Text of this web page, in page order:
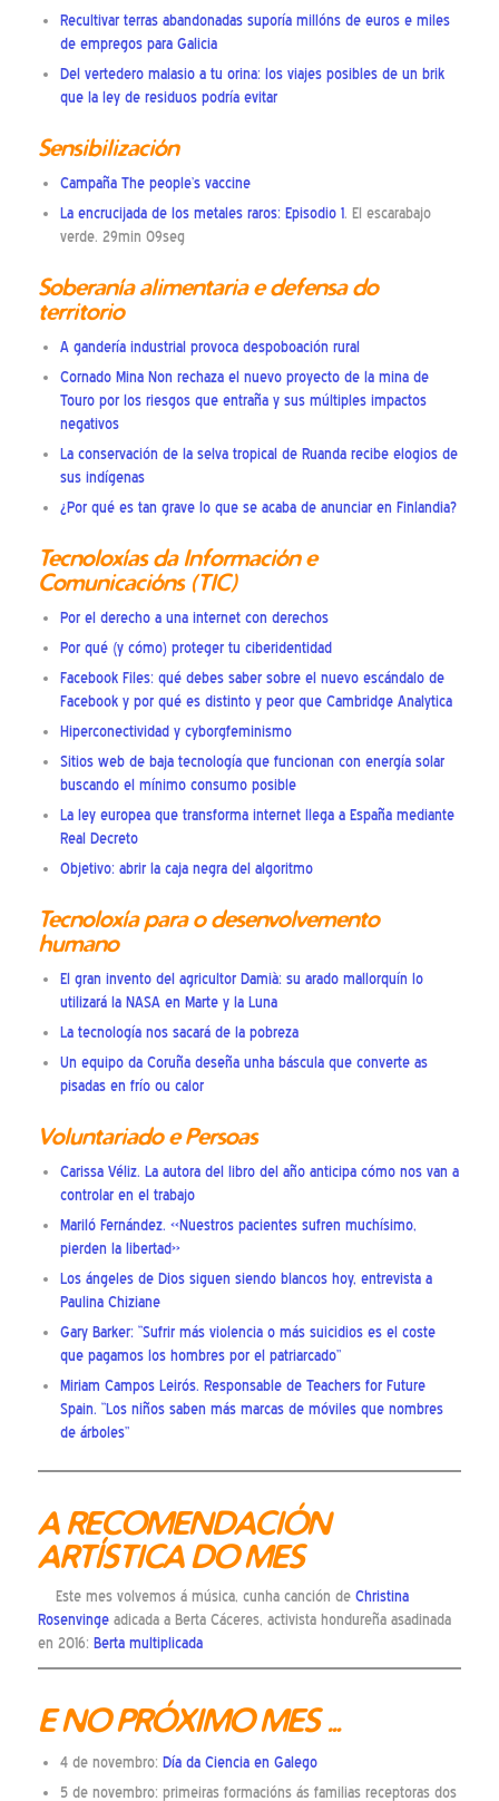
Recultivar terras abandonadas suporía millóns de euros e miles
de empregos para Galicia
Del vertedero malasio a tu orina: los viajes posibles de un brik
que la ley de residuos podría evitar
Sensibilización
Campaña The people’s vaccine
La encrucijada de los metales raros: Episodio 1. El escarabajo
verde. 29min 09seg
Soberanía alimentaria e defensa do
territorio
A gandería industrial provoca despoboación rural
Cornado Mina Non rechaza el nuevo proyecto de la mina de
Touro por los riesgos que entraña y sus múltiples impactos
negativos
La conservación de la selva tropical de Ruanda recibe elogios de
sus indígenas
¿Por qué es tan grave lo que se acaba de anunciar en Finlandia?
Tecnoloxías da Información e
Comunicacións (TIC)
Por el derecho a una internet con derechos
Por qué (y cómo) proteger tu ciberidentidad
Facebook Files: qué debes saber sobre el nuevo escándalo de
Facebook y por qué es distinto y peor que Cambridge Analytica
Hiperconectividad y cyborgfeminismo
Sitios web de baja tecnología que funcionan con energía solar
buscando el mínimo consumo posible
La ley europea que transforma internet llega a España mediante
Real Decreto
Objetivo: abrir la caja negra del algoritmo
Tecnoloxía para o desenvolvemento
humano
El gran invento del agricultor Damià: su arado mallorquín lo
utilizará la NASA en Marte y la Luna
La tecnología nos sacará de la pobreza
Un equipo da Coruña deseña unha báscula que converte as
pisadas en frío ou calor
Voluntariado e Persoas
Carissa Véliz. La autora del libro del año anticipa cómo nos van a
controlar en el trabajo
Mariló Fernández. «Nuestros pacientes sufren muchísimo,
pierden la libertad»
Los ángeles de Dios siguen siendo blancos hoy, entrevista a
Paulina Chiziane
Gary Barker: “Sufrir más violencia o más suicidios es el coste
que pagamos los hombres por el patriarcado”
Miriam Campos Leirós. Responsable de Teachers for Future
Spain. “Los niños saben más marcas de móviles que nombres
de árboles”
A RECOMENDACIÓN
ARTÍSTICA DO MES
Este mes volvemos á música, cunha canción de Christina
Rosenvingeadicada a Berta Cáceres, activista hondureña asadinada
en 2016: Berta multiplicada
E NO PRÓXIMO MES …
4 de novembro: Día da Ciencia en Galego
5 de novembro: primeiras formacións ás familias receptoras dos